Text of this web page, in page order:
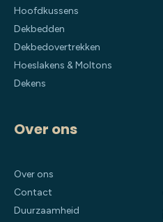
Hoofdkussens
Dekbedden
Dekbedovertrekken
Hoeslakens & Moltons
Dekens
Over ons
Over ons
Contact
Duurzaamheid